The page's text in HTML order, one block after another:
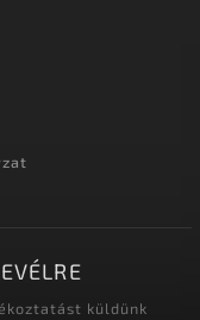
küldünk